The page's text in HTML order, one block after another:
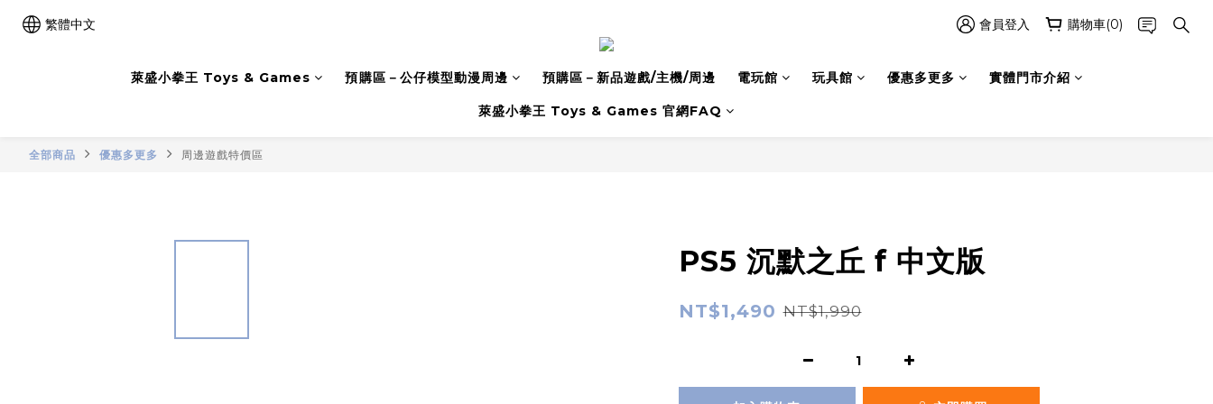
繁體中文 會員登入 購物車(0)
萊盛小拳王 Toys & Games 預購區－公仔模型動漫周邊 預購區－新品遊戲/主機/周邊 電玩館 玩具館 優惠多更多 實體門市介紹
萊盛小拳王 Toys & Games 官網FAQ
全部商品 優惠多更多 周邊遊戲特價區
PS5 沉默之丘 f 中文版
NT$1,490 NT$1,990